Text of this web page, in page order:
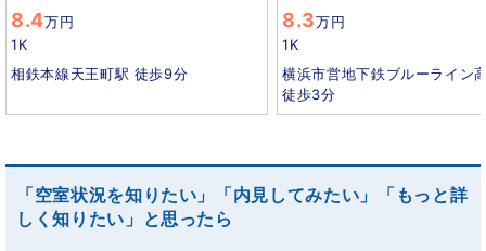
8.4万円
1K
相鉄本線天王町駅 徒歩9分
8.3万円
1K
横浜市営地下鉄ブルーライン
徒歩3分
「空室状況を知りたい」「内見してみたい」「もっと詳
しく知りたい」と思ったら